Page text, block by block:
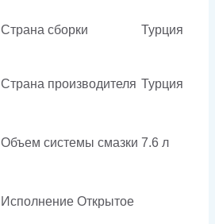
Страна сборки Турция
Страна производителя Турция
Объем системы смазки 7.6 л
Исполнение Открытое